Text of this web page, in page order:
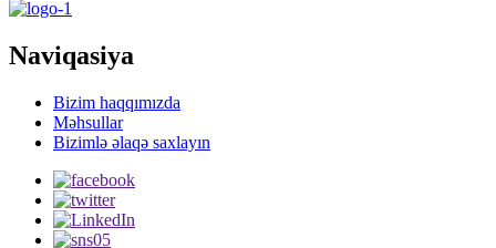
Naviqasiya
Bizim haqqımızda
Məhsullar
Bizimlə əlaqə saxlayın